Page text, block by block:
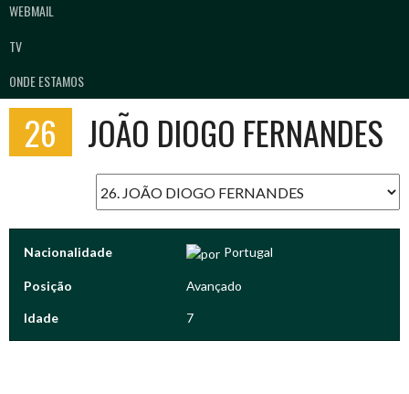
WEBMAIL
TV
ONDE ESTAMOS
26 JOÃO DIOGO FERNANDES
Nacionalidade Portugal
Posição Avançado
Idade 7